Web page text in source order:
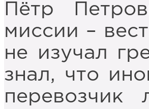
Пётр
миссии –
не изучал
знал, что